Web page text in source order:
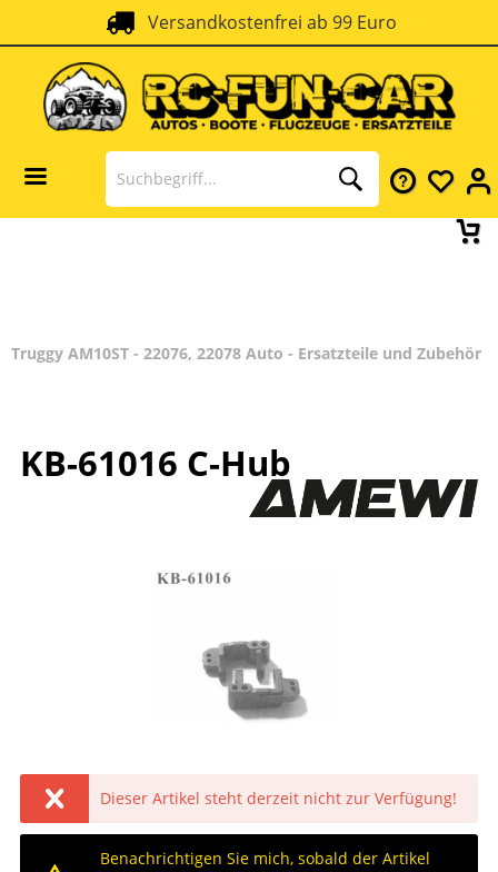
Versandkostenfrei ab 99 Euro
Truggy AM10ST - 22076, 22078 Auto - Ersatzteile und Zubehör
KB-61016 C-Hub
Dieser Artikel steht derzeit nicht zur Verfügung!
Benachrichtigen Sie mich, sobald der Artikel